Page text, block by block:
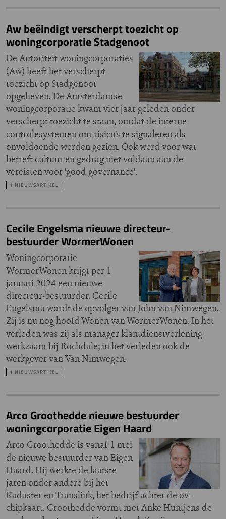
Aw beëindigt verscherpt toezicht op
woningcorporatie Stadgenoot
De Autoriteit woningcorporaties
(Aw) heeft het verscherpt
toezicht op Stadgenoot
opgeheven. De Amsterdamse
woningcorporatie kwam vier jaar geleden onder
verscherpt toezicht te staan, omdat de interne
controlesystemen om risico’s te signaleren als
onvoldoende werden gezien. Ook werd voor wat
betreft cultuur en gedrag niet voldaan aan de
vereisten voor 'good governance'.
1 NIEUWSARTIKEL
Cecile Engelsma nieuwe directeur-
bestuurder WormerWonen
Woningcorporatie
WormerWonen krijgt per 1
januari 2024 een nieuwe
directeur-bestuurder. Cecile
Engelsma wordt de opvolger van John van Nimwegen.
Zij is nu nog hoofd Wonen van WormerWonen. In het
verleden was zij als manager klantdienstverlening
werkzaam bij Rochdale; in het verleden ook de
werkgever van Van Nimwegen.
1 NIEUWSARTIKEL
Arco Groothedde nieuwe bestuurder
woningcorporatie Eigen Haard
Arco Groothedde is vanaf 1 mei
de nieuwe bestuurder van Eigen
Haard. Hij werkte de laatste
jaren onder andere bij het
Kadaster en Translink, het bedrijf achter de ov-
chipkaart. Groothedde vormt met Anke Huntjens de